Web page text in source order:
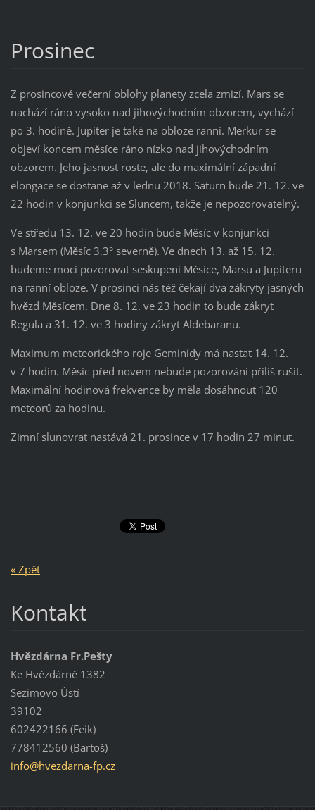
Prosinec
Z prosincové večerní oblohy planety zcela zmizí. Mars se
nachází ráno vysoko nad jihovýchodním obzorem, vychází
po 3. hodině. Jupiter je také na obloze ranní. Merkur se
objeví koncem měsíce ráno nízko nad jihovýchodním
obzorem. Jeho jasnost roste, ale do maximální západní
elongace se dostane až v lednu 2018. Saturn bude 21. 12. ve
22 hodin v konjunkci se Sluncem, takže je nepozorovatelný.
Ve středu 13. 12. ve 20 hodin bude Měsíc v konjunkci
s Marsem (Měsíc 3,3° severně). Ve dnech 13. až 15. 12.
budeme moci pozorovat seskupení Měsíce, Marsu a Jupiteru
na ranní obloze. V prosinci nás též čekají dva zákryty jasných
hvězd Měsícem. Dne 8. 12. ve 23 hodin to bude zákryt
Regula a 31. 12. ve 3 hodiny zákryt Aldebaranu.
Maximum meteorického roje Geminidy má nastat 14. 12.
v 7 hodin. Měsíc před novem nebude pozorování příliš rušit.
Maximální hodinová frekvence by měla dosáhnout 120
meteorů za hodinu.
Zimní slunovrat nastává 21. prosince v 17 hodin 27 minut.
« Zpět
Kontakt
Hvězdárna Fr.Pešty
Ke Hvězdárně 1382
Sezimovo Ústí
39102
602422166 (Feik)
778412560 (Bartoš)
info@hvezdarna-fp.cz